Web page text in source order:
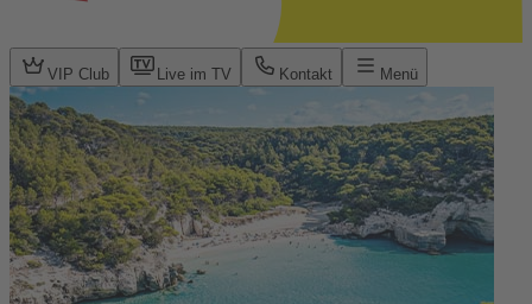
VIP Club Live im TV Kontakt Menü